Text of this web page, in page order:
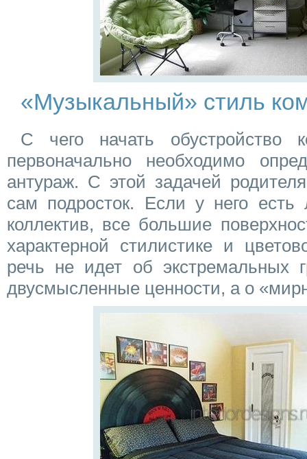
«Музыкальный» стиль
С чего начать обустройство
первоначально необходимо
антураж. С этой задачей
сам подросток. Если у него
коллектив, все большие
характерной стилистике и
речь не идет об экстремальных
двусмысленные ценности, а о